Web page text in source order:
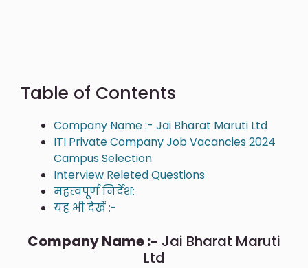
Table of Contents
Company Name :- Jai Bharat Maruti Ltd
ITI Private Company Job Vacancies 2024
Campus Selection
Interview Releted Questions
महत्वपूर्ण निर्देश:
यह भी देखें :-
Company Name :- Jai Bharat Maruti
Ltd